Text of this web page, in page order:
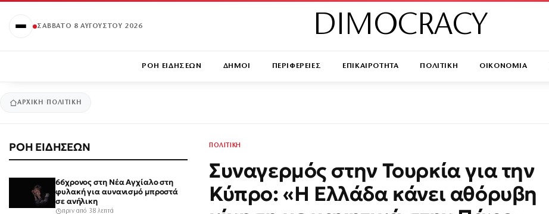
ΣΆΒΒΑΤΟ 8 ΑΥΓΟΎΣΤΟΥ 2026 DIMOCRACY
ΡΟΗ ΕΙΔΗΣΕΩΝ ΔΗΜΟΙ ΠΕΡΙΦΕΡΕΙΕΣ ΕΠΙΚΑΙΡΟΤΗΤΑ ΠΟΛΙΤΙΚΗ ΟΙΚΟΝΟΜΙΑ
ΑΡΧΙΚΉ ΠΟΛΙΤΙΚΗ
ΡΟΗ ΕΙΔΗΣΕΩΝ
66χρονος στη Νέα Αγχίαλο στη
φυλακή για αυνανισμό μπροστά
σε ανήλικη
πριν από 38 λεπτά
ΠΟΛΙΤΙΚΗ
Συναγερμός στην Τουρκία για την
Κύπρο: «Η Ελλάδα κάνει αθόρυβη